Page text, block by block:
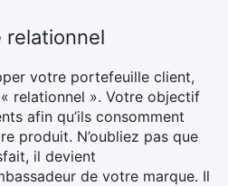
relationnel
votre portefeuille client,
relationnel ». Votre objectif
afin qu’ils consomment
produit. N’oubliez pas que
il devient
de votre marque. Il